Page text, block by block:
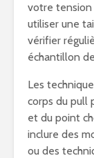
votre
utiliser une
vérifier
échantillon
Les
corps du pull
et du point
inclure des
ou des